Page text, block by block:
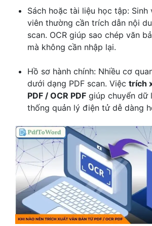
Sách hoặc tài liệu học tập: Sinh
viên thường cần trích dẫn nội
scan. OCR giúp sao chép văn
mà không cần nhập lại.
Hồ sơ hành chính: Nhiều cơ
dưới dạng PDF scan. Việc trích
PDF / OCR PDF giúp chuyển dữ
thống quản lý điện tử dễ dàng